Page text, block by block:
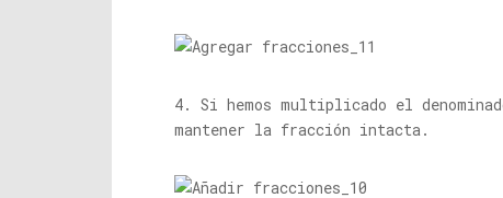
4. Si hemos multiplicado el
mantener la fracción intacta.